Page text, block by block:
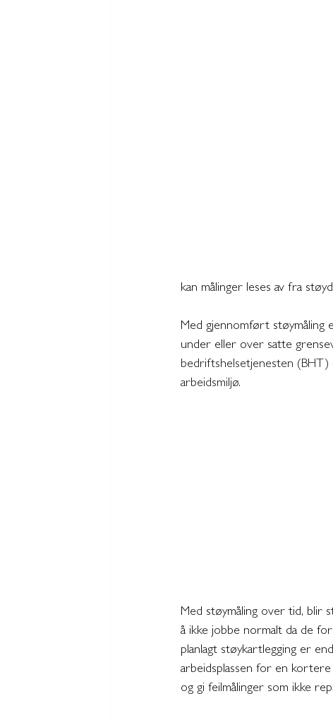
kan målinger leses av fra
Med gjennomført støymåling
under eller over satte
bedriftshelsetjenesten (BHT)
arbeidsmiljø.
Med støymåling over tid, blir
å ikke jobbe normalt da de
planlagt støykartlegging er
arbeidsplassen for en
og gi feilmålinger som ikke